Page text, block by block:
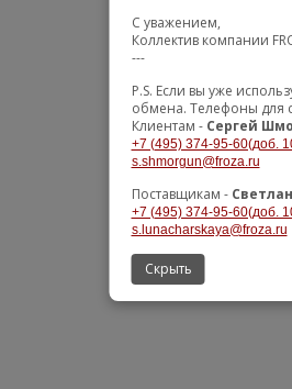
С уважением,
Коллектив компании
---
P.S. Если вы уже
обмена. Телефоны для
Клиентам - Сергей
+7 (495) 374-95-60(доб.
s.shmorgun@froza.ru
Поставщикам -
+7 (495) 374-95-60(доб.
s.lunacharskaya@froza.ru
Скрыть